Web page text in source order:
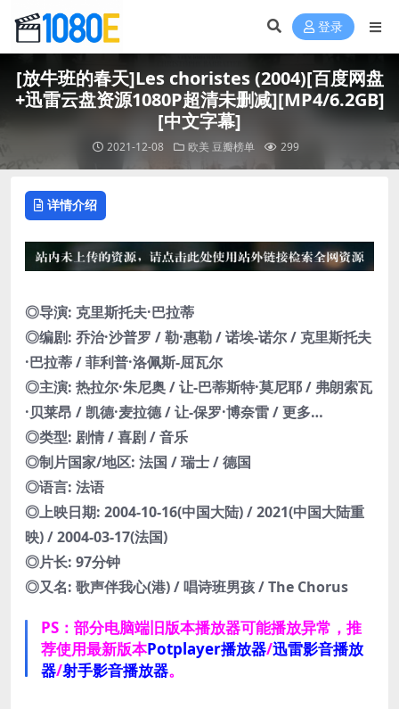
登录
[放牛班的春天]Les choristes (2004)[百度网盘
+迅雷云盘资源1080P超清未删减][MP4/6.2GB]
[中文字幕]
2021-12-08 欧美豆瓣榜单 299
详情介绍
◎导演: 克里斯托夫·巴拉蒂
◎编剧: 乔治·沙普罗 / 勒·惠勒 / 诺埃-诺尔 / 克里斯托夫
·巴拉蒂 / 菲利普·洛佩斯-屈瓦尔
◎主演: 热拉尔·朱尼奥 / 让-巴蒂斯特·莫尼耶 / 弗朗索瓦
·贝莱昂 / 凯德·麦拉德 / 让-保罗·博奈雷 / 更多…
◎类型: 剧情 / 喜剧 / 音乐
◎制片国家/地区: 法国 / 瑞士 / 德国
◎语言: 法语
◎上映日期: 2004-10-16(中国大陆) / 2021(中国大陆重
映) / 2004-03-17(法国)
◎片长: 97分钟
◎又名: 歌声伴我心(港) / 唱诗班男孩 / The Chorus
PS：部分电脑端旧版本播放器可能播放异常，推
荐使用最新版本Potplayer播放器/迅雷影音播放
器/射手影音播放器。